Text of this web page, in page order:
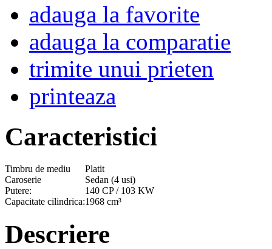
adauga la favorite
adauga la comparatie
trimite unui prieten
printeaza
Caracteristici
Timbru de mediu
Platit
Caroserie
Sedan (4 usi)
Putere:
140 CP / 103 KW
Capacitate cilindrica:1968 cm³
Descriere